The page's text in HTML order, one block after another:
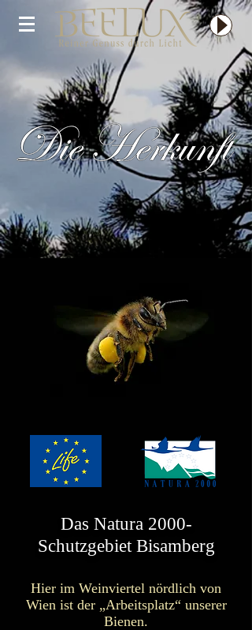
Das Natura 2000-
Schutzgebiet Bisamberg
Hier im Weinviertel nördlich von
Wien ist der „Arbeitsplatz“ unserer
Bienen.